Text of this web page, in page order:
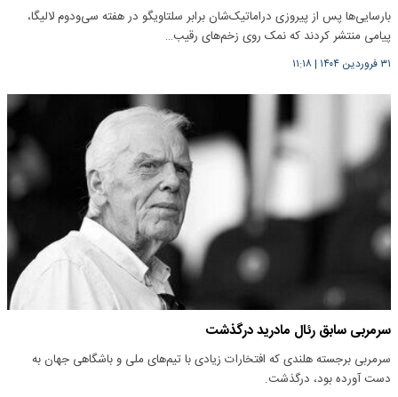
بارسایی‌ها پس از پیروزی دراماتیک‌شان برابر سلتاویگو در هفته سی‌و‌دوم لالیگا،
پیامی منتشر کردند که نمک روی زخم‌های رقیب…
۳۱ فروردین ۱۴۰۴ |۱۱:۱۸
سرمربی سابق رئال مادرید درگذشت
سرمربی برجسته هلندی که افتخارات زیادی با تیم‌های ملی و باشگاهی جهان به
دست آورده بود، درگذشت.